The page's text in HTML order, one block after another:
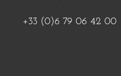
+33 (0)6 79 06 42 00